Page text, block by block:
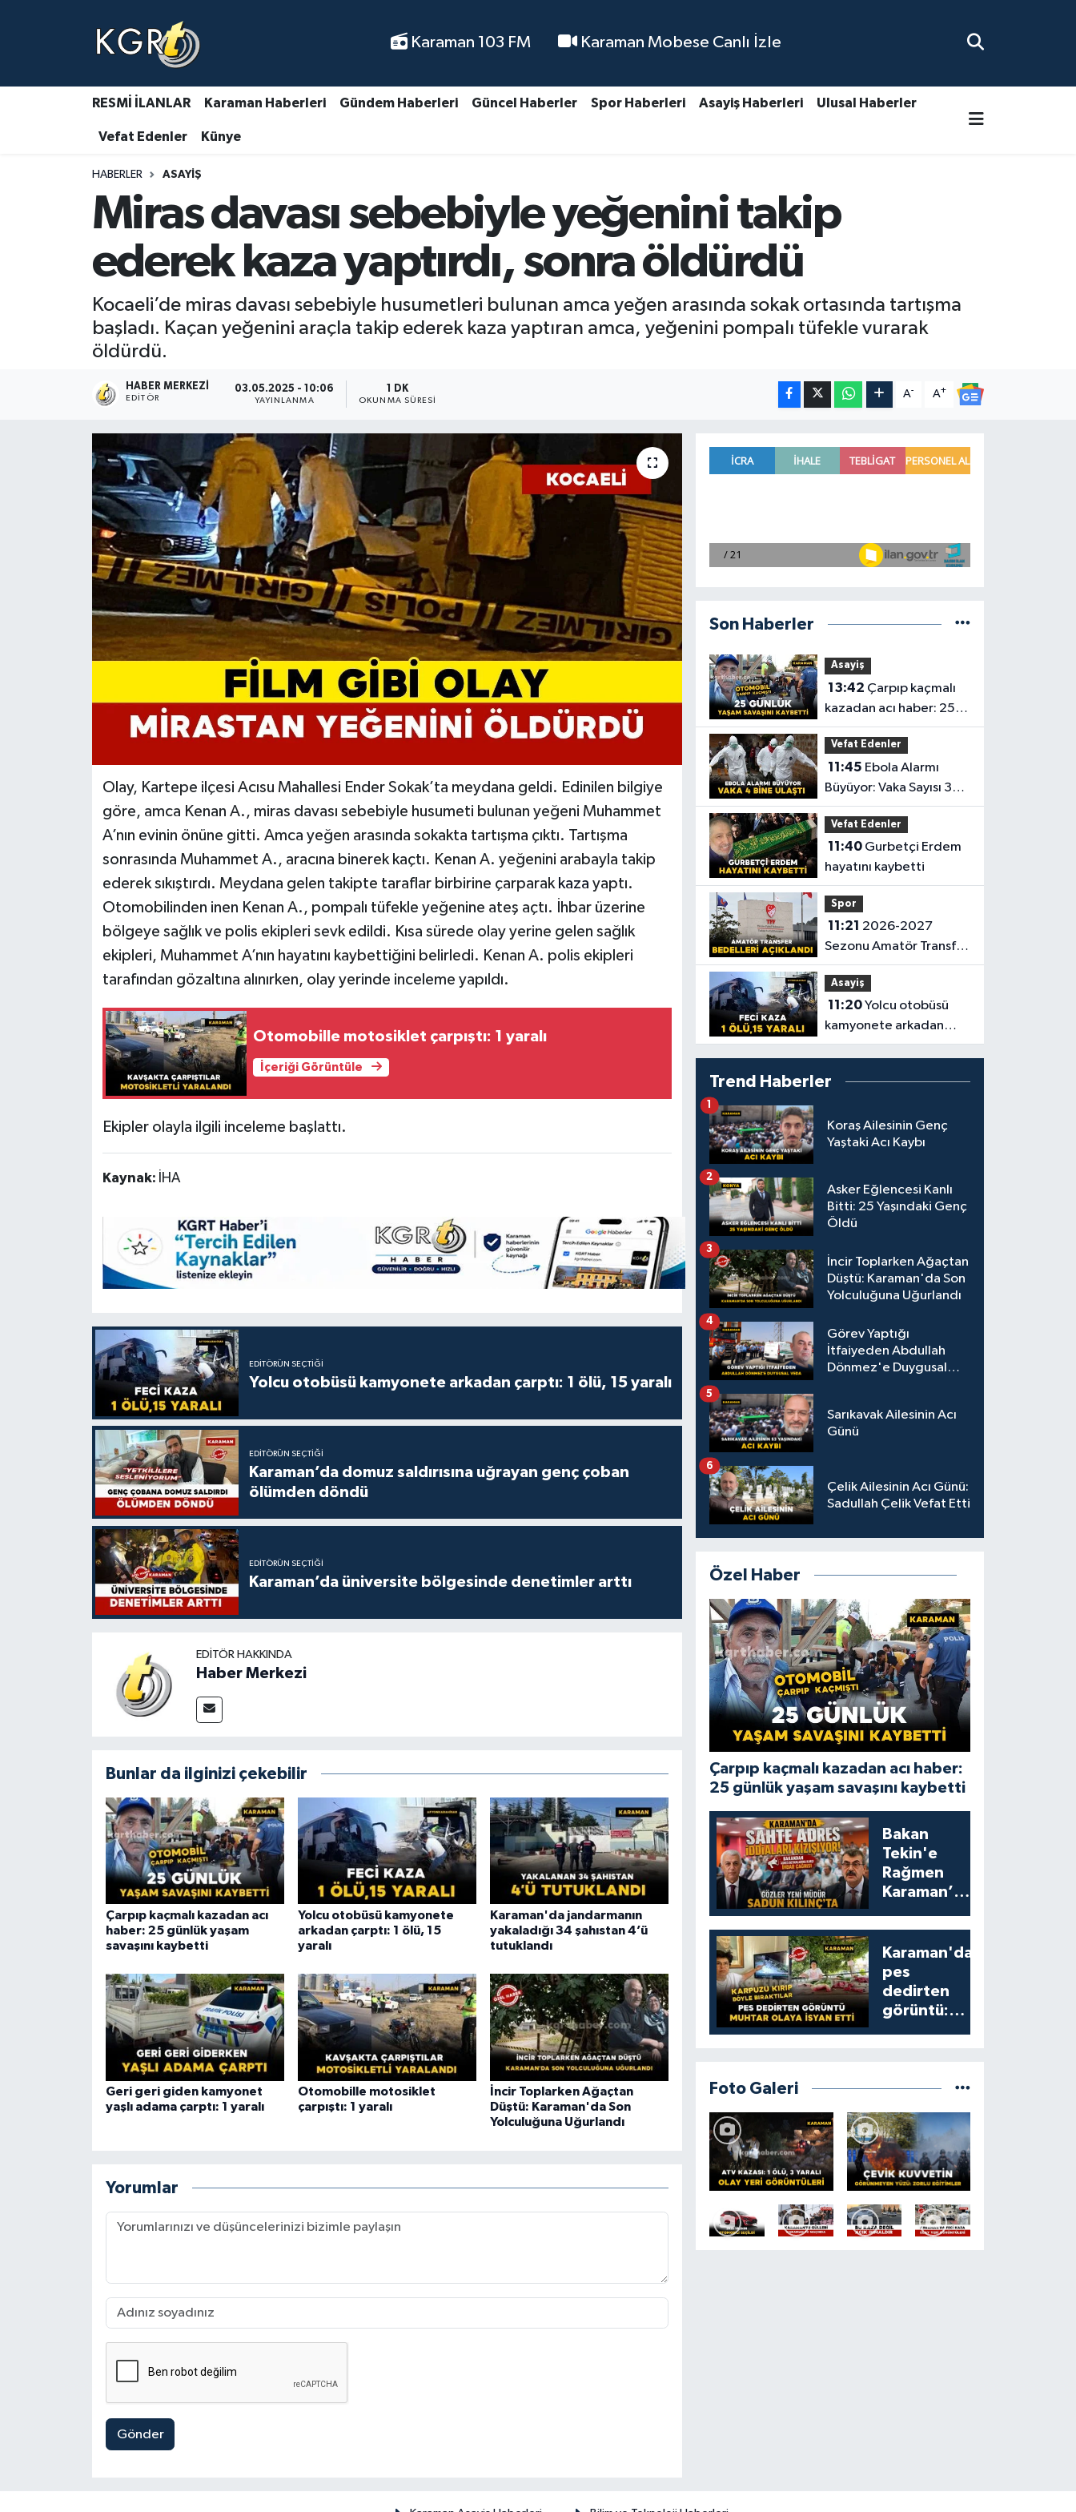
Karaman 103 FM Karaman Mobese Canlı İzle
RESMİ İLANLAR Karaman Haberleri Gündem Haberleri Güncel Haberler Spor Haberleri Asayiş Haberleri Ulusal Haberler
Vefat Edenler Künye
HABERLER ASAYIŞ
Miras davası sebebiyle yeğenini takip
ederek kaza yaptırdı, sonra öldürdü
Kocaeli’de miras davası sebebiyle husumetleri bulunan amca yeğen arasında sokak ortasında tartışma
başladı. Kaçan yeğenini araçla takip ederek kaza yaptıran amca, yeğenini pompalı tüfekle vurarak
öldürdü.
HABER MERKEZI
EDITÖR
03.05.2025 - 10:06
YAYINLANMA
1 DK
OKUNMA SÜRESI
A- A+
Olay, Kartepe ilçesi Acısu Mahallesi Ender Sokak’ta meydana geldi. Edinilen bilgiye
göre, amca Kenan A., miras davası sebebiyle husumeti bulunan yeğeni Muhammet
A’nın evinin önüne gitti. Amca yeğen arasında sokakta tartışma çıktı. Tartışma
sonrasında Muhammet A., aracına binerek kaçtı. Kenan A. yeğenini arabayla takip
ederek sıkıştırdı. Meydana gelen takipte taraflar birbirine çarparak kaza yaptı.
Otomobilinden inen Kenan A., pompalı tüfekle yeğenine ateş açtı. İhbar üzerine
bölgeye sağlık ve polis ekipleri sevk edildi. Kısa sürede olay yerine gelen sağlık
ekipleri, Muhammet A’nın hayatını kaybettiğini belirledi. Kenan A. polis ekipleri
tarafından gözaltına alınırken, olay yerinde inceleme yapıldı.
Otomobille motosiklet çarpıştı: 1 yaralı
İçeriği Görüntüle
Ekipler olayla ilgili inceleme başlattı.
Kaynak: İHA
EDITÖRÜN SEÇTIĞI
Yolcu otobüsü kamyonete arkadan çarptı: 1 ölü, 15 yaralı
EDITÖRÜN SEÇTIĞI
Karaman’da domuz saldırısına uğrayan genç çoban
ölümden döndü
EDITÖRÜN SEÇTIĞI
Karaman’da üniversite bölgesinde denetimler arttı
EDITÖR HAKKINDA
Haber Merkezi
Bunlar da ilginizi çekebilir
Çarpıp kaçmalı kazadan acı
haber: 25 günlük yaşam
savaşını kaybetti
Yolcu otobüsü kamyonete
arkadan çarptı: 1 ölü, 15
yaralı
Karaman'da jandarmanın
yakaladığı 34 şahıstan 4’ü
tutuklandı
Geri geri giden kamyonet
yaşlı adama çarptı: 1 yaralı
Otomobille motosiklet
çarpıştı: 1 yaralı
İncir Toplarken Ağaçtan
Düştü: Karaman'da Son
Yolculuğuna Uğurlandı
Yorumlar
Gönder
Son Haberler
Asayiş
13:42
kazadan acı haber: 25
günlük yaşam savaşını
kaybetti
Vefat Edenler
11:45
Büyüyor: Vaka Sayısı 3
Bin 973’e Ulaştı
Vefat Edenler
11:40Gurbetçi Erdem
hayatını kaybetti
Spor
11:21
Sezonu Amatör Transfer
Bedelleri Açıklandı
Asayiş
11:20Yolcu otobüsü
kamyonete arkadan
çarptı: 1 ölü, 15 yaralı
Trend Haberler
Koraş Ailesinin Genç
Yaştaki Acı Kaybı
1
Asker Eğlencesi Kanlı
Bitti: 25 Yaşındaki Genç
Öldü
2
İncir Toplarken Ağaçtan
Düştü: Karaman'da Son
Yolculuğuna Uğurlandı
3
Görev Yaptığı
İtfaiyeden Abdullah
Dönmez'e Duygusal
4
Sarıkavak Ailesinin Acı
Günü
5
Çelik Ailesinin Acı Günü:
Sadullah Çelik Vefat Etti
6
Özel Haber
Çarpıp kaçmalı kazadan acı haber:
25 günlük yaşam savaşını kaybetti
Bakan
Tekin'e
Rağmen
Karaman’da
Adresi
Oyununa
Müdür Dur
Diyecek mi?
Karaman'da
pes
dedirten
görüntü:
artıklarını
bıraktılar
Foto Galeri
Karaman Haberleri
Gündem Haberleri
Güncel Haberler
Asayiş Haberleri
Ulusal Haberler
Vefat Edenler